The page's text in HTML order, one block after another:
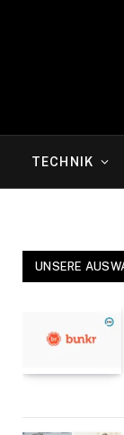
TECHNIK
UNSERE